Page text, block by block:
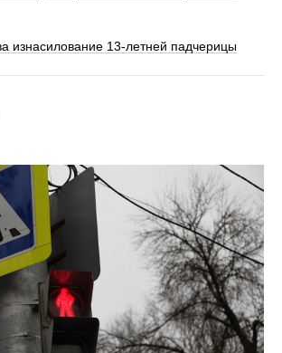
изнасилование 13-летней падчерицы